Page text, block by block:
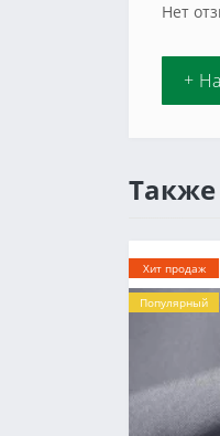
Нет
+
Хит продаж
Популярный